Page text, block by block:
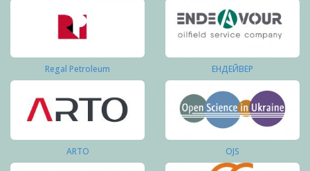
Regal Petroleum ЕНДЕЙВЕР
ARTO OJS